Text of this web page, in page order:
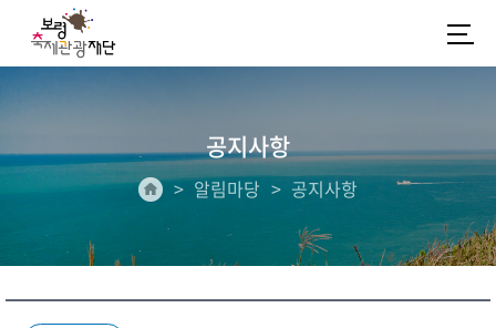
공지사항
알림마당 공지사항